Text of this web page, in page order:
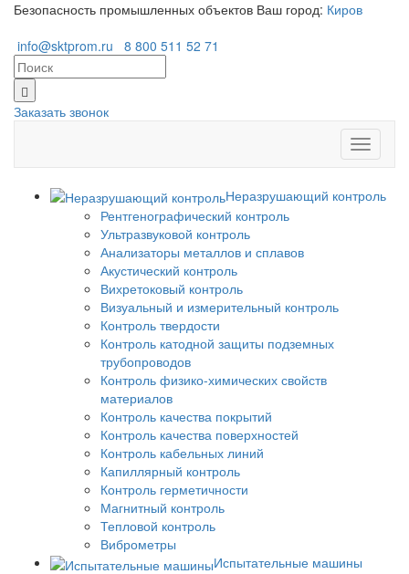
Безопасность промышленных объектов Ваш город: Киров
info@sktprom.ru
8 800 511 52 71
Заказать звонок
Неразрушающий контроль
Рентгенографический контроль
Ультразвуковой контроль
Анализаторы металлов и сплавов
Акустический контроль
Вихретоковый контроль
Визуальный и измерительный контроль
Контроль твердости
Контроль катодной защиты подземных
трубопроводов
Контроль физико-химических свойств
материалов
Контроль качества покрытий
Контроль качества поверхностей
Контроль кабельных линий
Капиллярный контроль
Контроль герметичности
Магнитный контроль
Тепловой контроль
Виброметры
Испытательные машины